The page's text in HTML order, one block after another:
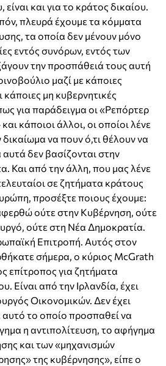
είναι και για το κράτος δικαίου.
πλευρά έχουμε τα κόμματα
τα οποία δεν μένουν μόνο
εντός συνόρων, εντός των
την προσπάθειά τους αυτή
μαζί με κάποιες
κάποιες μη κυβερνητικές
για παράδειγμα οι «Ρεπόρτερ
κάποιοι άλλοι, οι οποίοι λένε
δικαίωμα να πουν ό,τι θέλουν να
δεν βασίζονται στην
Και από την άλλη, που μας λένε
σε ζητήματα κράτους
προσέξτε ποιους έχουμε:
ούτε στην Κυβέρνηση, ούτε
ούτε στη Νέα Δημοκρατία.
Επιτροπή. Αυτός στον
σήμερα, ο κύριος McGrath
επίτροπος για ζητήματα
Είναι από την Ιρλανδία, έχει
Οικονομικών. Δεν έχει
αυτό το οποίο προσπαθεί να
η αντιπολίτευση, το αφήγημα
και των «μηχανισμών
της κυβέρνησης», είπε ο